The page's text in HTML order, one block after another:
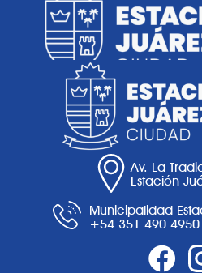
Etiqueta:
Av. La
Estación
Municipalidad
+54 351 490 4950